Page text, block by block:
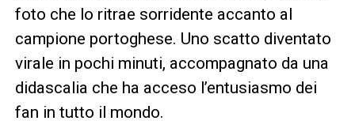
foto che lo ritrae sorridente accanto al
campione portoghese. Uno scatto diventato
virale in pochi minuti, accompagnato da una
didascalia che ha acceso l’entusiasmo dei
fan in tutto il mondo.